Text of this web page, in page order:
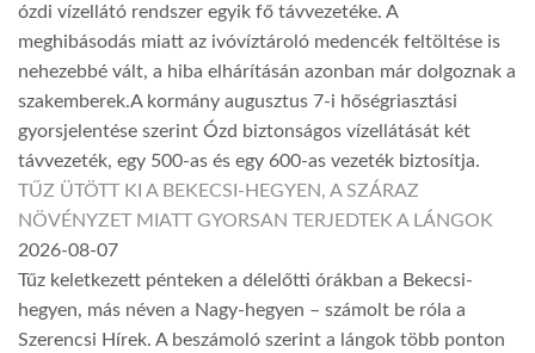
ózdi vízellátó rendszer egyik fő távvezetéke. A
meghibásodás miatt az ivóvíztároló medencék feltöltése is
nehezebbé vált, a hiba elhárításán azonban már dolgoznak a
szakemberek.A kormány augusztus 7-i hőségriasztási
gyorsjelentése szerint Ózd biztonságos vízellátását két
távvezeték, egy 500-as és egy 600-as vezeték biztosítja.
TŰZ ÜTÖTT KI A BEKECSI-HEGYEN, A SZÁRAZ
NÖVÉNYZET MIATT GYORSAN TERJEDTEK A LÁNGOK
2026-08-07
Tűz keletkezett pénteken a délelőtti órákban a Bekecsi-
hegyen, más néven a Nagy-hegyen – számolt be róla a
Szerencsi Hírek. A beszámoló szerint a lángok több ponton